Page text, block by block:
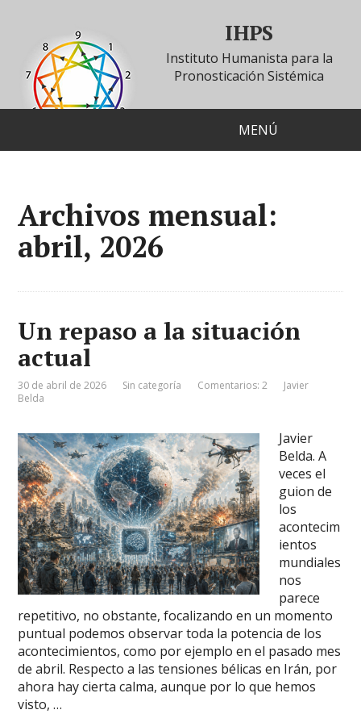
IHPS
Instituto Humanista para la
Pronosticación Sistémica
MENÚ
Archivos mensual:
abril, 2026
Un repaso a la situación
actual
30 de abril de 2026 Sin categoría Comentarios: 2
Javier
Belda
Javier
Belda. A
veces el
guion de
los
acontecim
ientos
mundiales
nos
parece
repetitivo, no obstante, focalizando en un momento
puntual podemos observar toda la potencia de los
acontecimientos, como por ejemplo en el pasado mes
de abril. Respecto a las tensiones bélicas en Irán, por
ahora hay cierta calma, aunque por lo que hemos
visto, …